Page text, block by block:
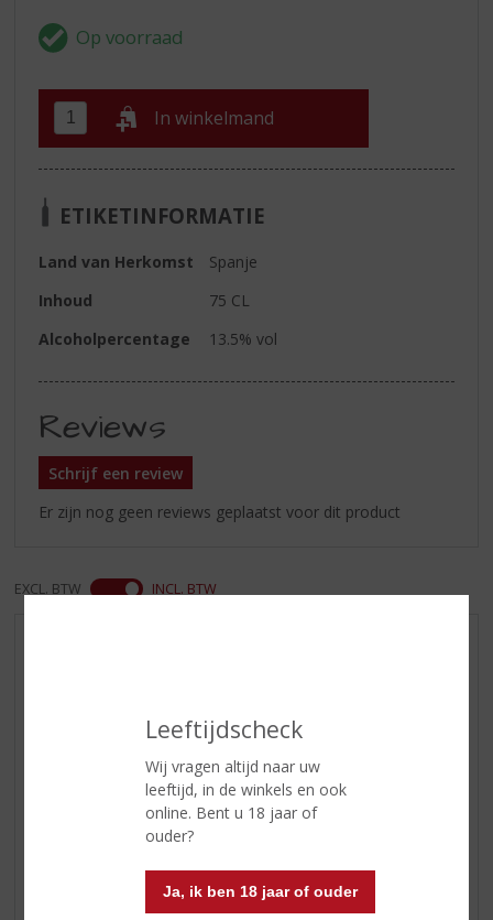
Leeftijdscheck
Wij vragen altijd naar uw
leeftijd, in de winkels en ook
online. Bent u 18 jaar of
ouder?
Ja, ik ben 18 jaar of ouder
In winkelmand
ETIKETINFORMATIE
Land van Herkomst
Spanje
Inhoud
75 CL
Alcoholpercentage
13.5% vol
Reviews
Schrijf een review
Er zijn nog geen reviews geplaatst voor dit product
EXCL. BTW INCL. BTW
RUM VAN DE MAAND
BIER VAN DE MAAND
SPIRIT VAN DE MAAND
EXCLUSIEF TOPSLIJTER